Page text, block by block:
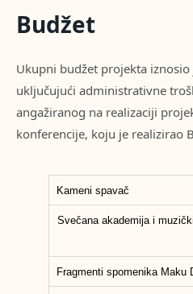
Budžet
Ukupni budžet projekta
uključujući administrativne
angažiranog na realizaciji
konferencije, koju je realizirao
Kameni spavač
Svečana akademija i
Fragmenti spomenika Maku